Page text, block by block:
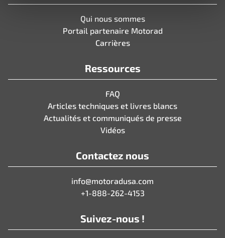
Qui nous sommes
Portail partenaire Motorad
Carrières
Ressources
FAQ
Articles techniques et livres blancs
Actualités et communiqués de presse
Vidéos
Contactez nous
info@motoradusa.com
+1-888-262-4153
Suivez-nous !